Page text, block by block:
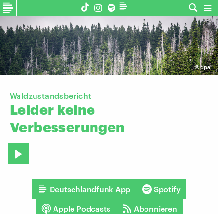
©dpa
Waldzustandsbericht
Leider keine
Verbesserungen
Deutschlandfunk App Spotify
Apple Podcasts Abonnieren